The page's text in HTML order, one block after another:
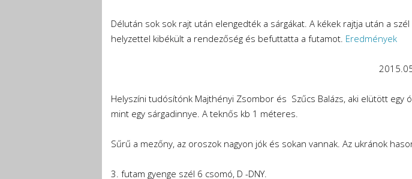
Délután sok sok rajt után elengedték a sárgákat. A kékek rajtja után a
helyzettel kibékült a rendezőség és befuttatta a futamot. Eredmények
Helyszíni tudósítónk Majthényi Zsombor és Szűcs Balázs, aki elütött
mint egy sárgadinnye. A teknős kb 1 méteres.
Sűrű a mezőny, az oroszok nagyon jók és sokan vannak. Az ukránok
3. futam gyenge szél 6 csomó, D -DNY.